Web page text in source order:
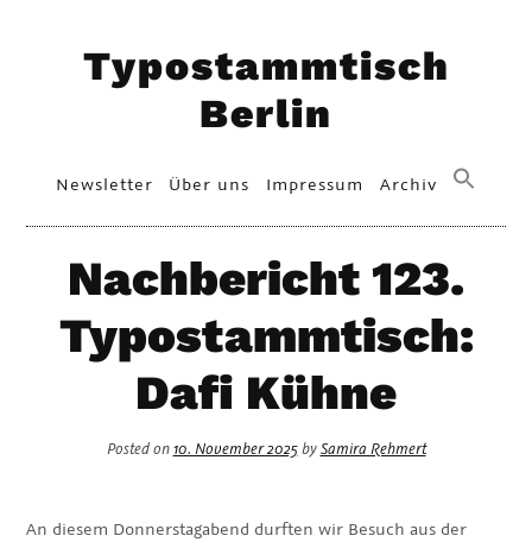
Typostammtisch
Berlin
Primary
Menu
Newsletter Über uns Impressum Archiv
Nachbericht 123.
Typostammtisch:
Dafi Kühne
Posted on10. November 2025bySamira Rehmert
An diesem Donnerstagabend durften wir Besuch aus der